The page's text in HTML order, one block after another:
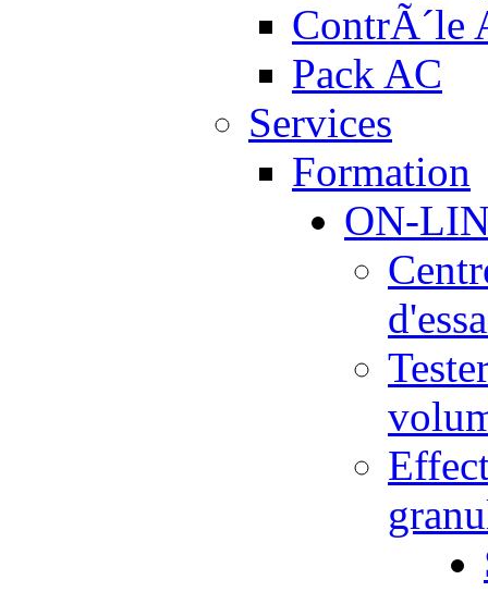
ContrÃ´le
Pack AC
Services
Formation
ON-